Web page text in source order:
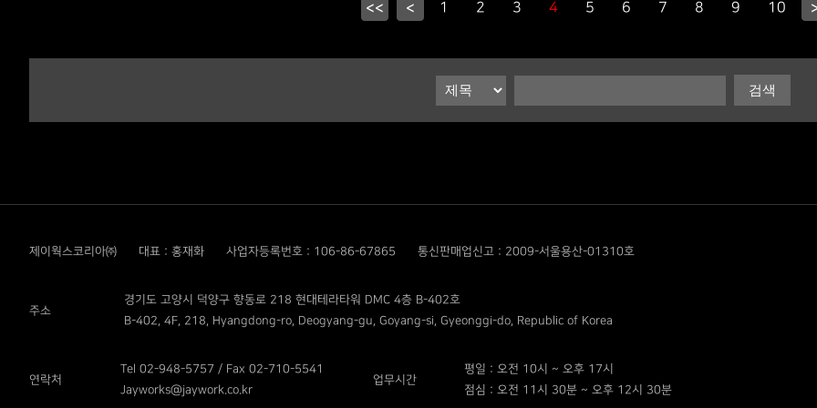
<< < 1 2 3 4 5 6 7 8 9 10
제이웍스코리아㈜ 대표 : 홍재화 사업자등록번호 : 106-86-67865 통신판매업신고 : 2009-서울용산-01310호
주소
경기도 고양시 덕양구 향동로 218 현대테라타워 DMC 4층 B-402호
B-402, 4F, 218, Hyangdong-ro, Deogyang-gu, Goyang-si, Gyeonggi-do, Republic of Korea
연락처
Tel 02-948-5757 / Fax 02-710-5541
Jayworks@jaywork.co.kr
업무시간
평일 : 오전 10시 ~ 오후 17시
점심 : 오전 11시 30분 ~ 오후 12시 30분